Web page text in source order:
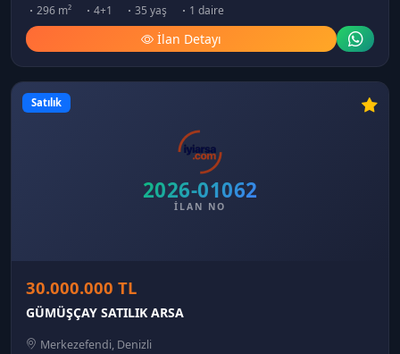
296 m² 4+1 35 yaş 1 daire
İlan Detayı
2026-01062
İLAN NO
Satılık
30.000.000 TL
GÜMÜŞÇAY SATILIK ARSA
Merkezefendi, Denizli